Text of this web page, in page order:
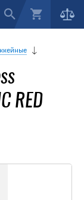
RED